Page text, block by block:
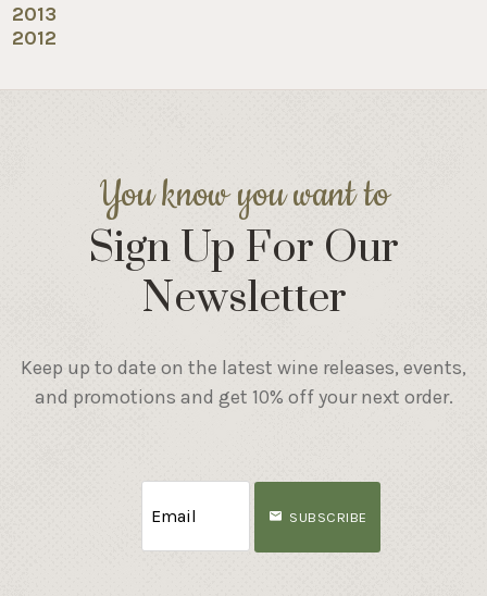
2013
2012
You know you want to
Sign Up For Our
Newsletter
Keep up to date on the latest wine releases, events,
and promotions and get 10% off your next order.
SUBSCRIBE